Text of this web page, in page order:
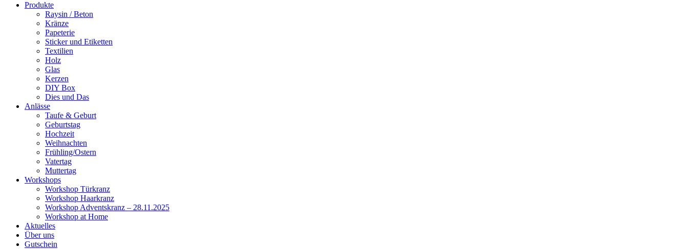
Produkte
Raysin / Beton
Kränze
Papeterie
Sticker und Etiketten
Textilien
Holz
Glas
Kerzen
DIY Box
Dies und Das
Anlässe
Taufe & Geburt
Geburtstag
Hochzeit
Weihnachten
Frühling/Ostern
Vatertag
Muttertag
Workshops
Workshop Türkranz
Workshop Haarkranz
Workshop Adventskranz – 28.11.2025
Workshop at Home
Aktuelles
Über uns
Gutschein